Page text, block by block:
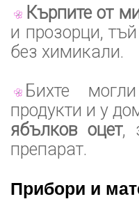
Кърпите от
и прозорци,
без химикали.
Бихте
продукти и у
ябълков оцет,
препарат.
Прибори и